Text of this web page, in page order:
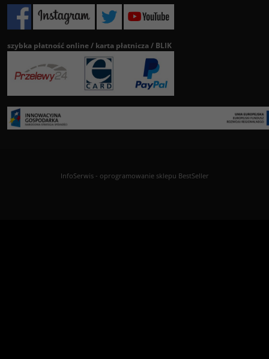
szybka płatność online / karta płatnicza / BLIK
InfoSerwis- oprogramowanie sklepu BestSeller